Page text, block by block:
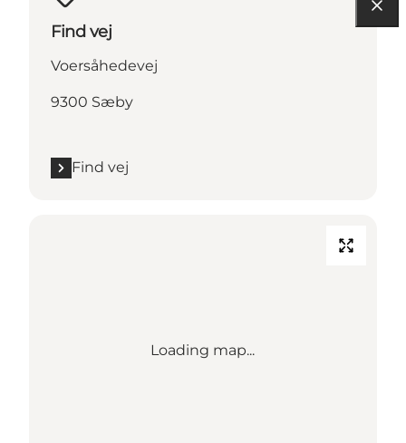
Find vej
Voersåhedevej
9300 Sæby
Find vej
Loading map...